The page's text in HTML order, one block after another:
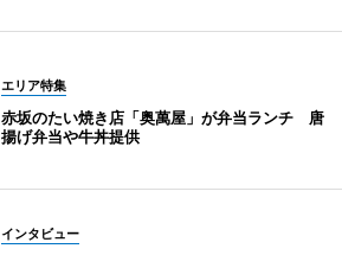
エリア特集
赤坂のたい焼き店「奥萬屋」が弁当ランチ 唐
揚げ弁当や牛丼提供
インタビュー